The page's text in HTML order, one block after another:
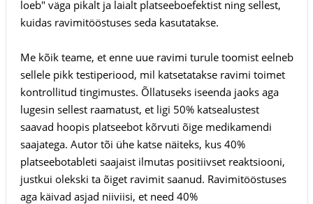
loeb" väga pikalt ja laialt platseeboefektist ning sellest,
kuidas ravimitööstuses seda kasutatakse.
Me kõik teame, et enne uue ravimi turule toomist eelneb
sellele pikk testiperiood, mil katsetatakse ravimi toimet
kontrollitud tingimustes. Õllatuseks iseenda jaoks aga
lugesin sellest raamatust, et ligi 50% katsealustest
saavad hoopis platseebot kõrvuti õige medikamendi
saajatega. Autor tõi ühe katse näiteks, kus 40%
platseebotableti saajaist ilmutas positiivset reaktsiooni,
justkui olekski ta õiget ravimit saanud. Ravimitööstuses
aga käivad asjad niiviisi, et need 40%